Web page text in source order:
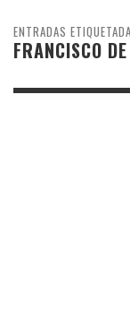
ENTRADAS
FRANCISCO